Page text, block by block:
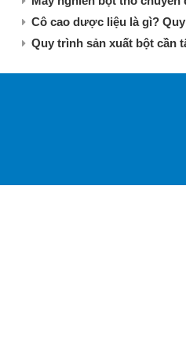
Cô cao dược liệu là gì?
Quy trình sản xuất bột cần